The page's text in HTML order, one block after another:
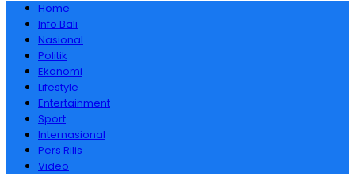
Home
Info Bali
Nasional
Politik
Ekonomi
Lifestyle
Entertainment
Sport
Internasional
Pers Rilis
Video